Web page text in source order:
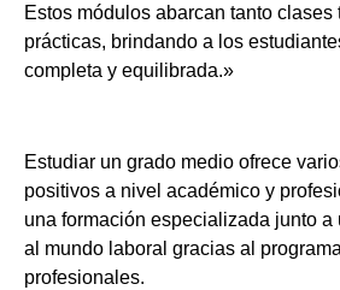
Estos módulos abarcan tanto clases
prácticas, brindando a los
completa y equilibrada.»
Estudiar un grado medio ofrece
positivos a nivel académico y
una formación especializada junto a
al mundo laboral gracias al
profesionales.